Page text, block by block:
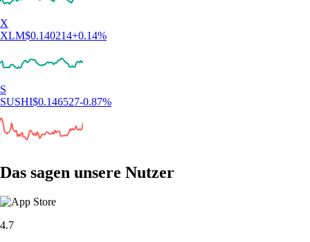
X
XLM$0.140214+0.14%
S
SUSHI$0.146527-0.87%
Das sagen unsere Nutzer
4.7